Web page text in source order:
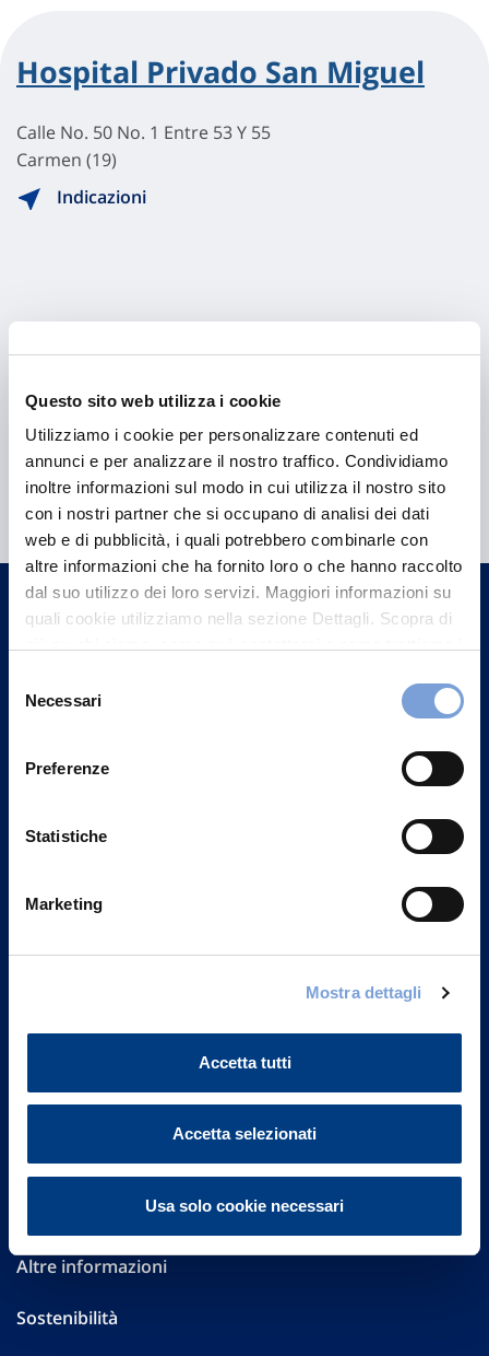
Questo sito web utilizza i cookie
Utilizziamo i cookie per personalizzare contenuti ed
annunci e per analizzare il nostro traffico. Condividiamo
inoltre informazioni sul modo in cui utilizza il nostro sito
con i nostri partner che si occupano di analisi dei dati
web e di pubblicità, i quali potrebbero combinarle con
altre informazioni che ha fornito loro o che hanno raccolto
dal suo utilizzo dei loro servizi. Maggiori informazioni su
quali cookie utilizziamo nella sezione Dettagli. Scopra di
può trovare nel footer del sito nella sezione "Informativa
delNecessari
Preferenze
Statistiche
Marketing
Mostra dettagli
Accetta tutti
Accetta selezionati
Usa solo cookie necessari
Hospital Privado San Miguel
Calle No. 50 No. 1 Entre 53 Y 55
Carmen (19)
Indicazioni
Hai bisogno di
informazioni?
Trova l'Agenzia più vicina a te e parla con
un nostro Agente.
20149 Milano
FAQ
Governance
Investor Relations
Altre informazioni
Sostenibilità